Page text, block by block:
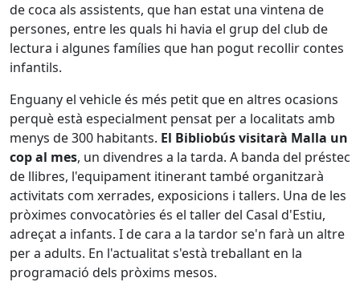
de coca als assistents, que han estat una vintena de
persones, entre les quals hi havia el grup del club de
lectura i algunes famílies que han pogut recollir contes
infantils.
Enguany el vehicle és més petit que en altres ocasions
perquè està especialment pensat per a localitats amb
menys de 300 habitants. El Bibliobús visitarà Malla un
cop al mes, un divendres a la tarda. A banda del préstec
de llibres, l'equipament itinerant també organitzarà
activitats com xerrades, exposicions i tallers. Una de les
pròximes convocatòries és el taller del Casal d'Estiu,
adreçat a infants. I de cara a la tardor se'n farà un altre
per a adults. En l'actualitat s'està treballant en la
programació dels pròxims mesos.